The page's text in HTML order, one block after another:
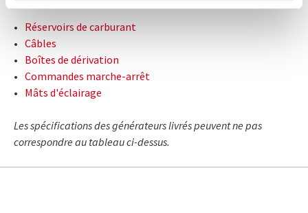
Réservoirs de carburant
Câbles
Boîtes de dérivation
Commandes marche-arrêt
Mâts d'éclairage
Les spécifications des générateurs livrés peuvent ne pas
correspondre au tableau ci-dessus.